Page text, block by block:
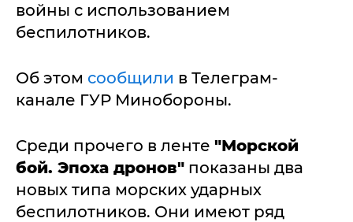
войны с использованием
беспилотников.
Об этом сообщили в Телеграм-
канале ГУР Минобороны.
Среди прочего в ленте "Морской
бой. Эпоха дронов" показаны два
новых типа морских ударных
беспилотников. Они имеют ряд